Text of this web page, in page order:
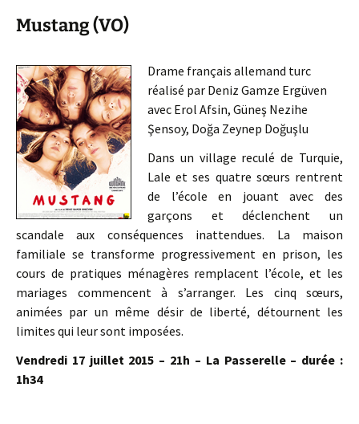
Mustang (VO)
Drame français allemand turc
réalisé par Deniz Gamze Ergüven
avec Erol Afsin, Güneş Nezihe
Şensoy, Doğa Zeynep Doğuşlu
Dans un village reculé de Turquie,
Lale et ses quatre sœurs rentrent
de l’école en jouant avec des
garçons et déclenchent un
scandale aux conséquences inattendues. La maison
familiale se transforme progressivement en prison, les
cours de pratiques ménagères remplacent l’école, et les
mariages commencent à s’arranger. Les cinq sœurs,
animées par un même désir de liberté, détournent les
limites qui leur sont imposées.
Vendredi 17 juillet 2015 – 21h – La Passerelle – durée :
1h34